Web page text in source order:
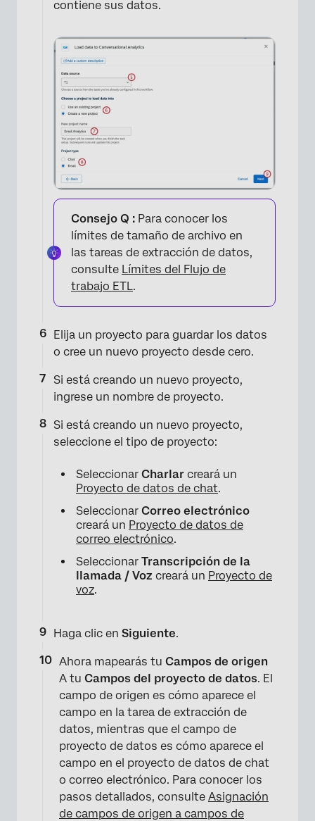
×
contiene sus datos.
Consejo Q : Para conocer los
límites de tamaño de archivo en
las tareas de extracción de datos,
consulte Límites del Flujo de
trabajo ETL.
Elija un proyecto para guardar los datos
o cree un nuevo proyecto desde cero.
Si está creando un nuevo proyecto,
ingrese un nombre de proyecto.
Si está creando un nuevo proyecto,
seleccione el tipo de proyecto:
Seleccionar Charlar creará un
Proyecto de datos de chat.
Seleccionar Correo electrónico
creará un Proyecto de datos de
correo electrónico.
Seleccionar Transcripción de la
llamada / Voz creará un Proyecto de
voz.
Haga clic en Siguiente.
Ahora mapearás tu Campos de origen
A tu Campos del proyecto de datos. El
campo de origen es cómo aparece el
campo en la tarea de extracción de
datos, mientras que el campo de
proyecto de datos es cómo aparece el
campo en el proyecto de datos de chat
o correo electrónico. Para conocer los
pasos detallados, consulte Asignación
de campos de origen a campos de